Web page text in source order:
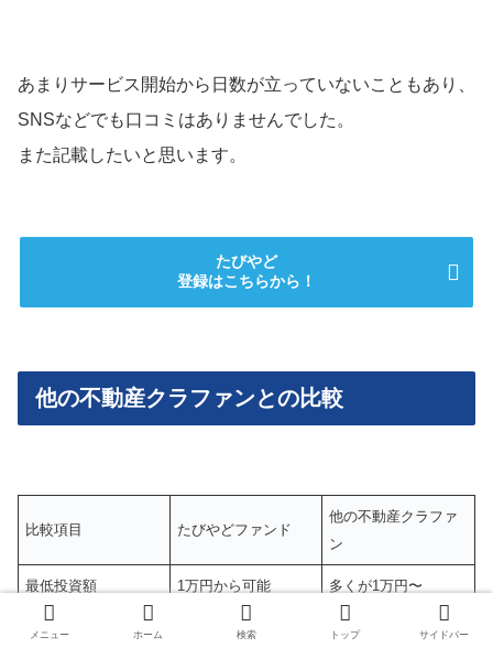
あまりサービス開始から日数が立っていないこともあり、
SNSなどでも口コミはありませんでした。
また記載したいと思います。
たびやど
登録はこちらから！
他の不動産クラファンとの比較
比較項目 たびやどファンド
他の不動産クラファ
ン
最低投資額 1万円から可能 多くが1万円〜
観光・宿泊施設
マンション
メニュー ホーム 検索 トップ サイドバー